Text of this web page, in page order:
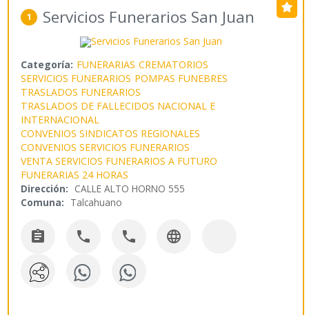
1 Servicios Funerarios San Juan
Categoría: FUNERARIAS CREMATORIOS
SERVICIOS FUNERARIOS POMPAS FUNEBRES
TRASLADOS FUNERARIOS
TRASLADOS DE FALLECIDOS NACIONAL E
INTERNACIONAL
CONVENIOS SINDICATOS REGIONALES
CONVENIOS SERVICIOS FUNERARIOS
VENTA SERVICIOS FUNERARIOS A FUTURO
FUNERARIAS 24 HORAS
Dirección: CALLE ALTO HORNO 555
Comuna: Talcahuano
   